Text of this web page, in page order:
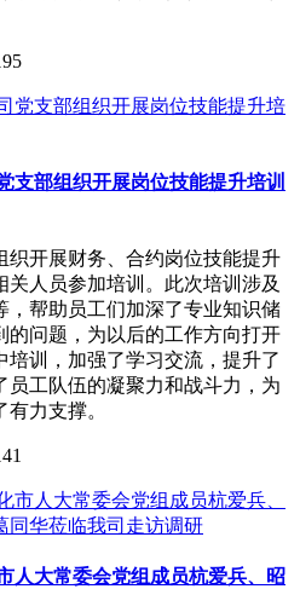
支部组织开展岗位技能提升培训
织开展财务、合约岗位技能提升
关人员参加培训。此次培训涉及
，帮助员工们加深了专业知识储
的问题，为以后的工作方向打开
培训，加强了学习交流，提升了
员工队伍的凝聚力和战斗力，为
力支撑。
人大常委会党组成员杭爱兵、昭